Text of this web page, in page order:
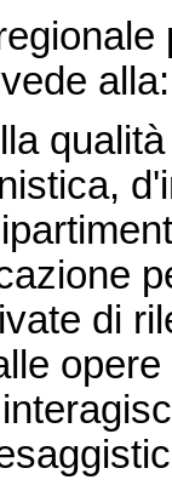
alla:
qualità
di